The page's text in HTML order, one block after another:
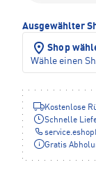
Ausgewählter
Shop
Wähle einen
Kostenlose
Schnelle
service.eshop
Gratis